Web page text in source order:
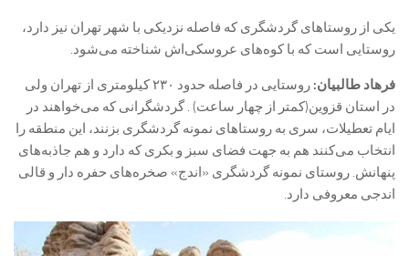
یکی از روستاهای گردشگری که فاصله نزدیکی با شهر تهران نیز دارد،
روستایی است که با کوه‌های عروسکی‌اش شناخته می‌شود.
فرهاد طالبیان:
روستایی در فاصله حدود ۲۳۰ کیلومتری از تهران ولی
در استان قزوین(کمتر از چهار ساعت) . گردشگرانی که می‌خواهند در
ایام تعطیلات، سری به روستاهای نمونه گردشگری بزنند، این منطقه را
انتخاب می‌کنند هم به جهت فضای سبز و بکری که دارد و هم جاذبه‌های
پنهانش. روستای نمونه گردشگری «اندج» صخره‌های حفره دار و قالی
اندجی معروفی دارد.